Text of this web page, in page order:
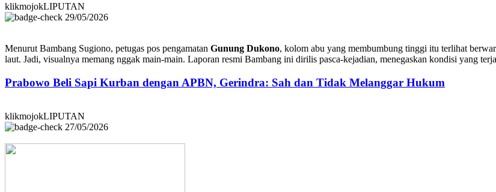
klikmojokLIPUTAN
29/05/2026
Menurut Bambang Sugiono, petugas pos pengamatan Gunung Dukono, kolom abu yang membumbung tinggi itu terlihat
laut. Jadi, visualnya memang nggak main-main. Laporan resmi Bambang ini dirilis pasca-kejadian, menegaskan kondisi yang
Prabowo Beli Sapi Kurban dengan APBN, Gerindra: Sah dan Tidak Melanggar Hukum
klikmojokLIPUTAN
27/05/2026